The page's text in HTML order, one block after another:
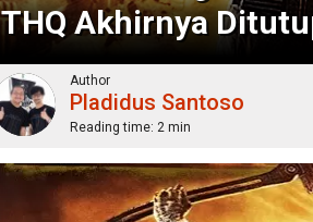
THQ Akhirnya
Author
Pladidus Santoso
Reading time: 2 min